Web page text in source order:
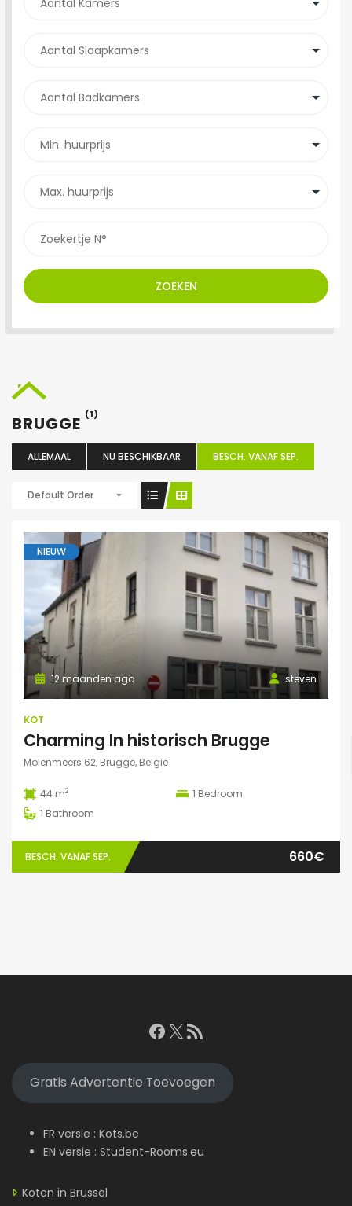
ZOEKEN
BRUGGE (1)
ALLEMAAL NU BESCHIKBAAR BESCH. VANAF SEP.
Default Order
NIEUW
steven
12 maanden ago
KOT
Charming In historisch Brugge
Molenmeers 62, Brugge, België
44 m2 1 Bedroom
1 Bathroom
BESCH. VANAF SEP. 660€
Facebook
X RSS feed
Gratis Advertentie Toevoegen
FR versie : Kots.be
EN versie : Student-Rooms.eu
Koten in Brussel